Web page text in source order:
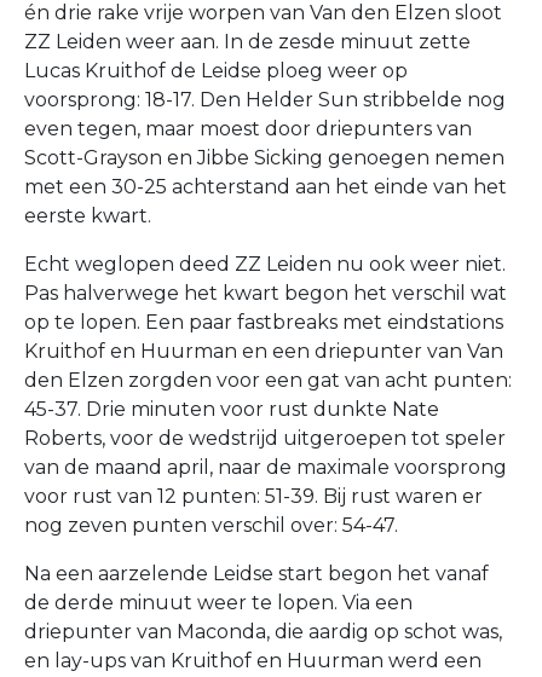
én drie rake vrije worpen van Van den Elzen sloot
ZZ Leiden weer aan. In de zesde minuut zette
Lucas Kruithof de Leidse ploeg weer op
voorsprong: 18-17. Den Helder Sun stribbelde nog
even tegen, maar moest door driepunters van
Scott-Grayson en Jibbe Sicking genoegen nemen
met een 30-25 achterstand aan het einde van het
eerste kwart.
Echt weglopen deed ZZ Leiden nu ook weer niet.
Pas halverwege het kwart begon het verschil wat
op te lopen. Een paar fastbreaks met eindstations
Kruithof en Huurman en een driepunter van Van
den Elzen zorgden voor een gat van acht punten:
45-37. Drie minuten voor rust dunkte Nate
Roberts, voor de wedstrijd uitgeroepen tot speler
van de maand april, naar de maximale voorsprong
voor rust van 12 punten: 51-39. Bij rust waren er
nog zeven punten verschil over: 54-47.
Na een aarzelende Leidse start begon het vanaf
de derde minuut weer te lopen. Via een
driepunter van Maconda, die aardig op schot was,
en lay-ups van Kruithof en Huurman werd een